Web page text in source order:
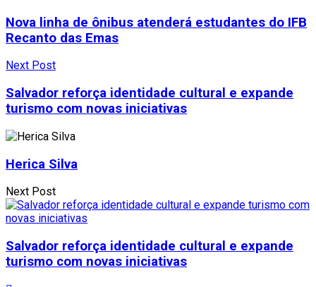
Nova linha de ônibus atenderá estudantes do IFB
Recanto das Emas
Next Post
Salvador reforça identidade cultural e expande
turismo com novas iniciativas
Herica Silva
Next Post
Salvador reforça identidade cultural e expande
turismo com novas iniciativas